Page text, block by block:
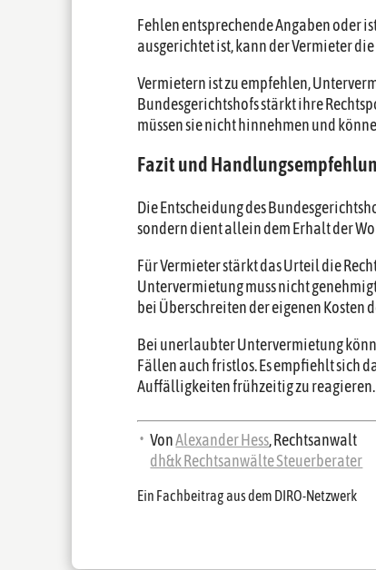
Fehlen entsprechende Angaben oder
ausgerichtet ist, kann der Vermieter
Vermietern ist zu empfehlen,
Bundesgerichtshofs stärkt ihre
müssen sie nicht hinnehmen und
Fazit und
Die Entscheidung des
sondern dient allein dem Erhalt der
Für Vermieter stärkt das Urteil die
Untervermietung muss nicht
bei Überschreiten der eigenen Kosten
Bei unerlaubter Untervermietung
Fällen auch fristlos. Es empfiehlt sich
Auffälligkeiten frühzeitig zu reagieren.
VonAlexander Hess, Rechtsanwalt
dh&k Rechtsanwälte Steuerberater
Ein Fachbeitrag aus dem DIRO-Netzwerk